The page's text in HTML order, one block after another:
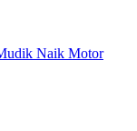
Naik Motor